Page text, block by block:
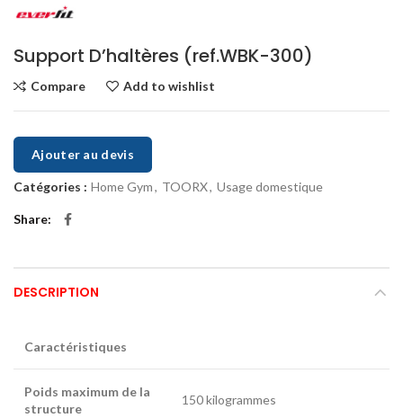
Support D’haltères (ref.WBK-300)
Compare Add to wishlist
Ajouter au devis
Catégories : Home Gym, TOORX, Usage domestique
Share
DESCRIPTION
Caractéristiques
Poids maximum de la
structure
150 kilogrammes